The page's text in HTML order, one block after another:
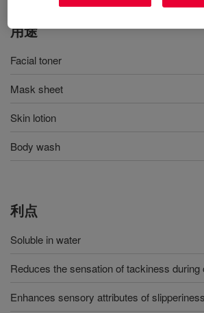
用途
Facial toner
Mask sheet
Skin lotion
Body wash
利点
Soluble in water
Reduces the sensation of tackiness during
Enhances sensory attributes of